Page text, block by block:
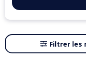
Filtrer les